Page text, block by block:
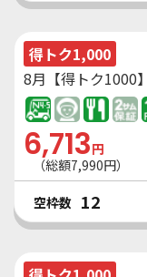
得トク1,000
8月【得トク1000
6,713円
（総額7,990円）
空枠数 12